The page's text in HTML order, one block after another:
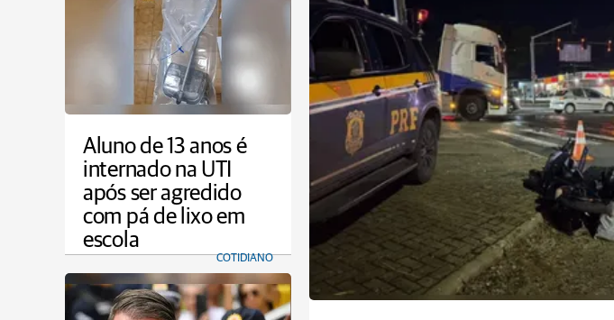
Aluno de 13 anos é
internado na UTI
após ser agredido
com pá de lixo em
escola
COTIDIANO